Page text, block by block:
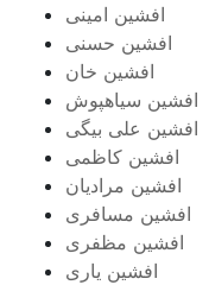
افشین امینی
افشین حسنی
افشین خان
افشین سیاهپوش
افشین علی بیگی
افشین کاظمی
افشین مرادیان
افشین مسافری
افشین مظفری
افشین یاری